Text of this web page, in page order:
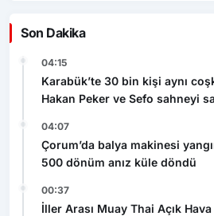
Son Dakika
04:15
Karabük’te 30 bin kişi aynı
Hakan Peker ve Sefo sahneyi
04:07
Çorum’da balya makinesi
500 dönüm anız küle döndü
00:37
İller Arası Muay Thai Açık